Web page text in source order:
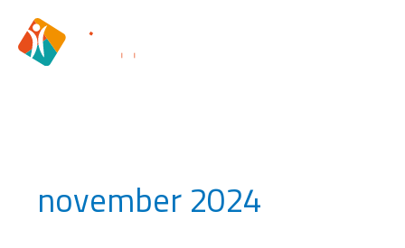
indholdet
november 2024